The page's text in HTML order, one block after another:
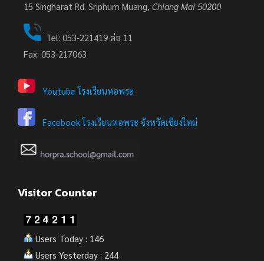
15 Singharat Rd. Sriphum Muang, Chiang Mai 50200
Tel: 053-221419 ต่อ 11
Fax: 053-217063
Youtube โรงเรียนหอพระ
Facebook โรงเรียนหอพระ จังหวัดเชียงใหม่
Visitor Counter
Users Today : 146
Users Yesterday : 244